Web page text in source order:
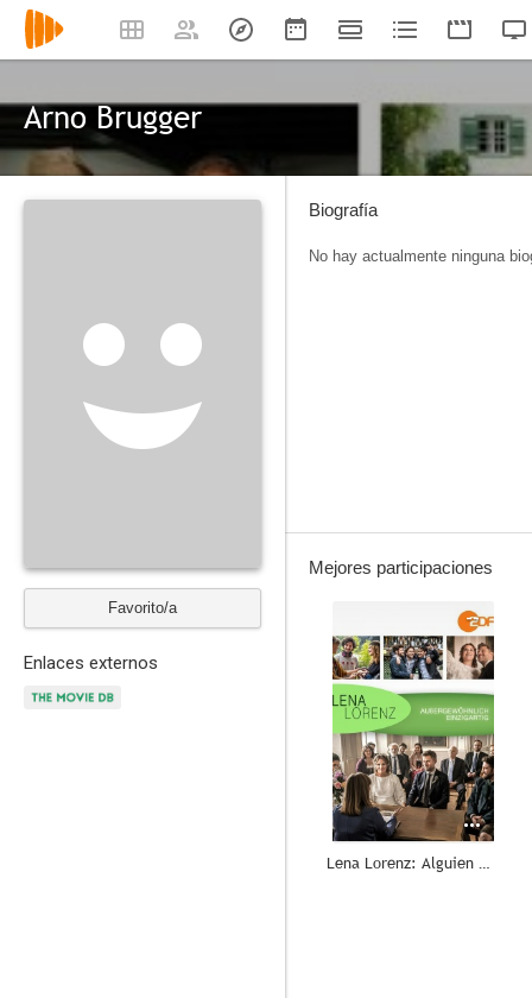
Arno Brugger
Favorito/a
Enlaces externos
Biografía
No hay actualmente ninguna
Mejores participaciones
--
Lena Lorenz: Alguien muy especial